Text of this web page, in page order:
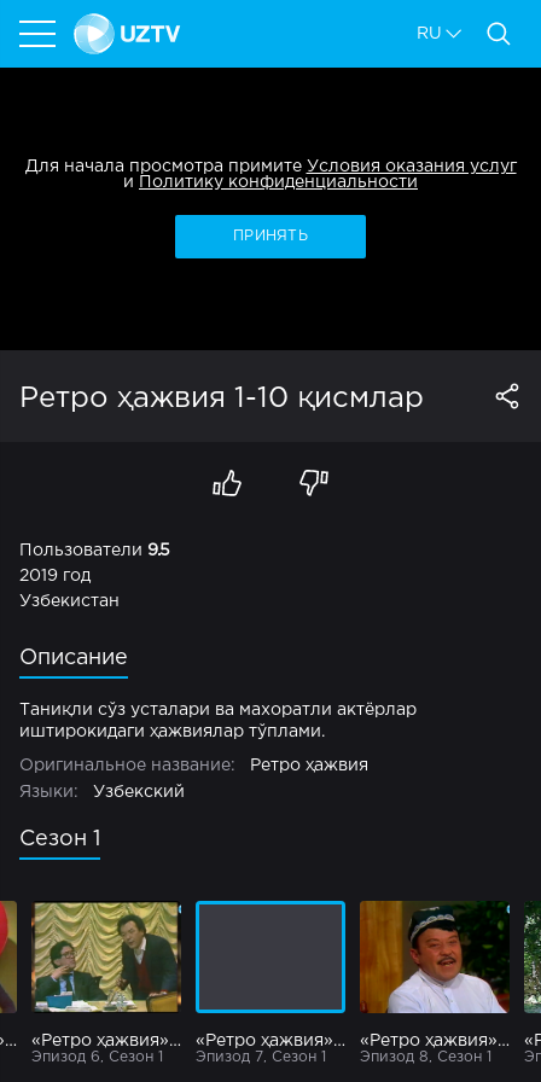
RU
Для начала просмотра примите Условия оказания услуг
и
Политику конфиденциальности
ПРИНЯТЬ
Ретро ҳажвия 1-10 қисмлар
Пользователи 9.5
2019 год
Узбекистан
Описание
Таниқли сўз усталари ва махоратли актёрлар
иштирокидаги ҳажвиялар тўплами.
Оригинальное название:
Ретро ҳажвия
Языки:
Узбекский
Сезон 1
«Ретро ҳажвия» 5 - қисм «Ретро ҳажвия» 6 - қисм
Эпизод 6, Сезон 1
«Ретро ҳажвия» 7 - қисм
Эпизод 7, Сезон 1
«Ретро ҳажвия» 8 - қисм
Эпизод 8, Сезон 1